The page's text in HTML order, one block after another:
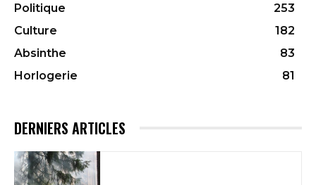
Politique
253
Culture
182
Absinthe
83
Horlogerie
81
DERNIERS ARTICLES